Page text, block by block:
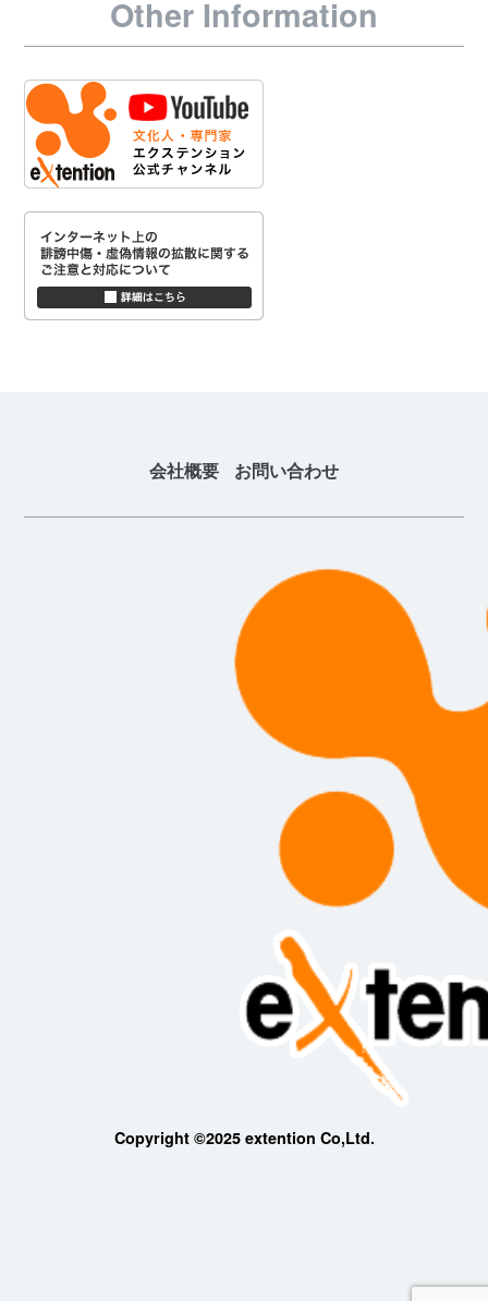
Other Information
会社概要 お問い合わせ
Copyright ©2025 extention Co,Ltd.